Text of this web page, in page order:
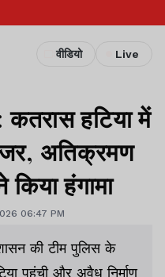
वीडियो Live
हटिया में
अतिक्रमण
किया हंगामा
06:47 PM
की टीम पुलिस के
पहुंची और अवैध निर्माण